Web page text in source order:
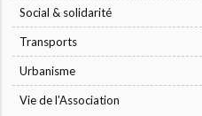
Social & solidarité
Transports
Urbanisme
Vie de l'Association